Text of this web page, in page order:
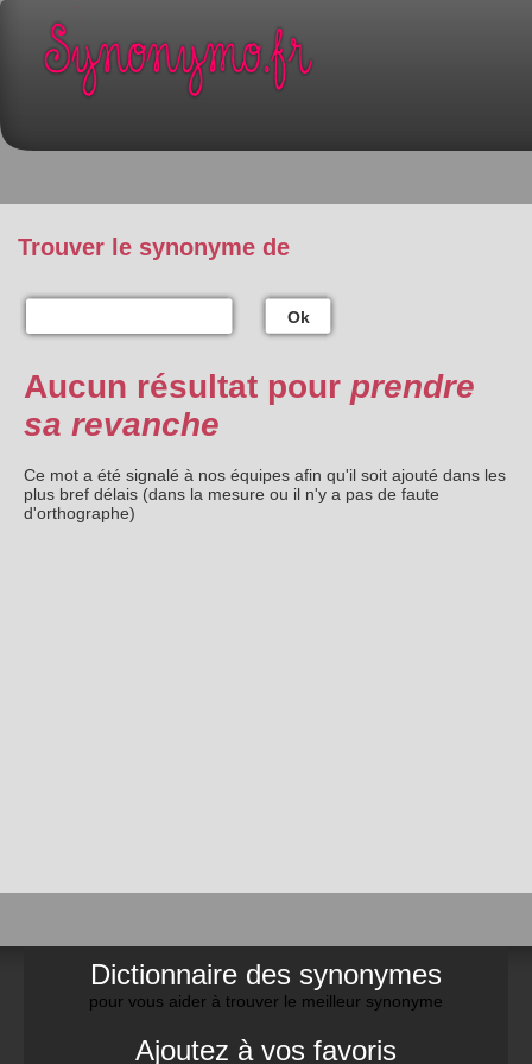
Trouver le synonyme de
Ok
Aucun résultat pour prendre
sa revanche
Ce mot a été signalé à nos équipes afin qu'il soit ajouté dans les
plus bref délais (dans la mesure ou il n'y a pas de faute
d'orthographe)
Dictionnaire des synonymes
pour vous aider à trouver le meilleur synonyme
Ajoutez à vos favoris